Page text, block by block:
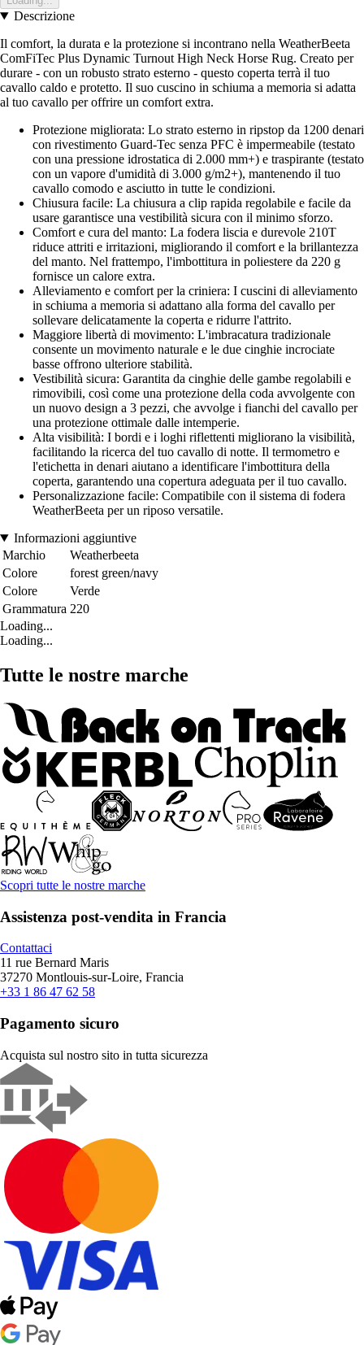
Descrizione
Il comfort, la durata e la protezione si incontrano nella WeatherBeeta
ComFiTec Plus Dynamic Turnout High Neck Horse Rug. Creato per
durare - con un robusto strato esterno - questo coperta terrà il tuo
cavallo caldo e protetto. Il suo cuscino in schiuma a memoria si adatta
al tuo cavallo per offrire un comfort extra.
Protezione migliorata: Lo strato esterno in ripstop da 1200 denari
con rivestimento Guard-Tec senza PFC è impermeabile (testato
con una pressione idrostatica di 2.000 mm+) e traspirante (testato
con un vapore d'umidità di 3.000 g/m2+), mantenendo il tuo
cavallo comodo e asciutto in tutte le condizioni.
Chiusura facile: La chiusura a clip rapida regolabile e facile da
usare garantisce una vestibilità sicura con il minimo sforzo.
Comfort e cura del manto: La fodera liscia e durevole 210T
riduce attriti e irritazioni, migliorando il comfort e la brillantezza
del manto. Nel frattempo, l'imbottitura in poliestere da 220 g
fornisce un calore extra.
Alleviamento e comfort per la criniera: I cuscini di alleviamento
in schiuma a memoria si adattano alla forma del cavallo per
sollevare delicatamente la coperta e ridurre l'attrito.
Maggiore libertà di movimento: L'imbracatura tradizionale
consente un movimento naturale e le due cinghie incrociate
basse offrono ulteriore stabilità.
Vestibilità sicura: Garantita da cinghie delle gambe regolabili e
rimovibili, così come una protezione della coda avvolgente con
un nuovo design a 3 pezzi, che avvolge i fianchi del cavallo per
una protezione ottimale dalle intemperie.
Alta visibilità: I bordi e i loghi riflettenti migliorano la visibilità,
facilitando la ricerca del tuo cavallo di notte. Il termometro e
l'etichetta in denari aiutano a identificare l'imbottitura della
coperta, garantendo una copertura adeguata per il tuo cavallo.
Personalizzazione facile: Compatibile con il sistema di fodera
WeatherBeeta per un riposo versatile.
Informazioni aggiuntive
Marchio
Weatherbeeta
Colore
forest green/navy
Colore
Verde
Grammatura 220
Loading...
Loading...
Tutte le nostre marche
Scopri tutte le nostre marche
Assistenza post-vendita in Francia
Contattaci
11 rue Bernard Maris
37270 Montlouis-sur-Loire, Francia
+33 1 86 47 62 58
Pagamento sicuro
Acquista sul nostro sito in tutta sicurezza